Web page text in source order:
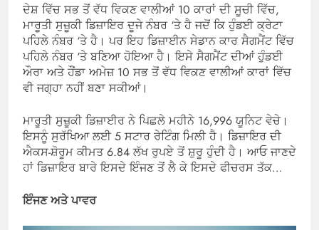
ਦੇਸ਼ ਵਿੱਚ ਸਭ ਤੋਂ ਵੱਧ ਵਿਕਣ ਵਾਲੀਆਂ 10 ਕਾਰਾਂ ਦੀ ਸੂਚੀ ਵਿੱਚ,
ਮਾਰੂਤੀ ਸੁਜ਼ੂਕੀ ਡਿਜ਼ਾਇਰ ਦੂਜੇ ਨੰਬਰ ‘ਤੇ ਹੈ ਜਦੋਂ ਕਿ ਹੁੰਡਈ ਕ੍ਰੇਟਾ
ਪਹਿਲੇ ਨੰਬਰ ‘ਤੇ ਹੈ। ਪਰ ਇਹ ਡਿਜ਼ਾਈਨ ਸੇਡਾਨ ਕਾਰ ਸੈਗਮੈਂਟ ਵਿੱਚ
ਪਹਿਲੇ ਨੰਬਰ ‘ਤੇ ਬਣਿਆ ਹੋਇਆ ਹੈ। ਇਸੇ ਸੈਗਮੈਂਟ ਦੀਆਂ ਹੁੰਡਈ
ਔਰਾ ਅਤੇ ਹੌਂਡਾ ਅਮੇਜ਼ 10 ਸਭ ਤੋਂ ਵੱਧ ਵਿਕਣ ਵਾਲੀਆਂ ਕਾਰਾਂ ਵਿੱਚ
ਵੀ ਜਗ੍ਹਾ ਨਹੀਂ ਬਣਾ ਸਕੀਆਂ।
ਮਾਰੂਤੀ ਸੁਜ਼ੂਕੀ ਡਿਜ਼ਾਈਰ ਨੇ ਪਿਛਲੇ ਮਹੀਨੇ 16,996 ਯੂਨਿਟ ਵੇਚੇ।
ਇਸਨੂੰ ਸੁਰੱਖਿਆ ਲਈ 5 ਸਟਾਰ ਰੇਟਿੰਗ ਮਿਲੀ ਹੈ। ਡਿਜ਼ਾਇਰ ਦੀ
ਐਕਸ-ਸ਼ੋਰੂਮ ਕੀਮਤ 6.84 ਲੱਖ ਰੁਪਏ ਤੋਂ ਸ਼ੁਰੂ ਹੁੰਦੀ ਹੈ। ਆਓ ਜਾਣਦੇ
ਹਾਂ ਡਿਜ਼ਾਇਰ ਬਾਰੇ ਇਸਦੇ ਇੰਜਣ ਤੋਂ ਲੈ ਕੇ ਇਸਦੇ ਫੀਚਰਸ ਤੱਕ…
ਇੰਜਣ ਅਤੇ ਪਾਵਰ